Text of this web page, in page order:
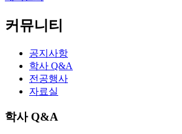
커뮤니티
공지사항
학사 Q&A
전공행사
자료실
학사 Q&A